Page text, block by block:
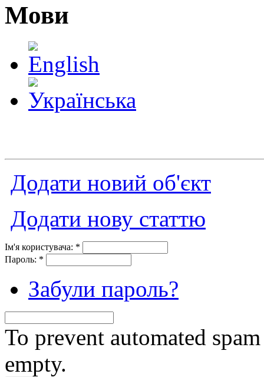
Мови
Додати новий об'єкт
Додати нову статтю
Ім'я користувача: *
Пароль: *
Забули пароль?
To prevent automated
empty.